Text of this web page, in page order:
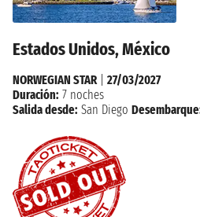
Estados Unidos, México
NORWEGIAN STAR| 27/03/2027
Duración: 7 noches
Salida desde: San Diego